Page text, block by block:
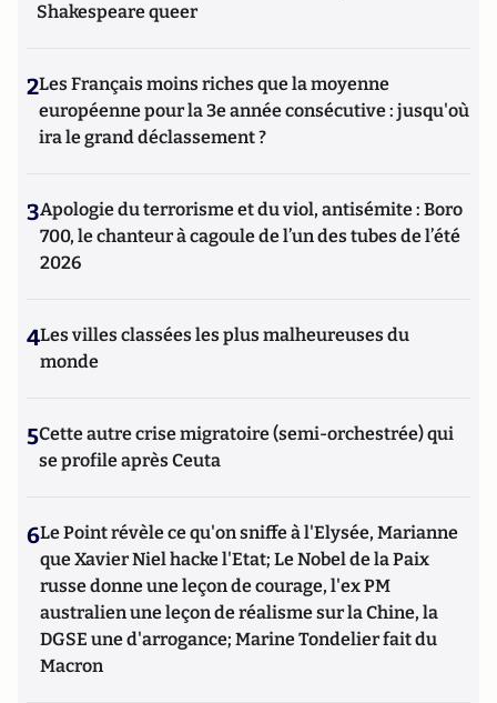
Shakespeare queer
2Les Français moins riches que la moyenne
européenne pour la 3e année consécutive : jusqu'où
ira le grand déclassement ?
3Apologie du terrorisme et du viol, antisémite : Boro
700, le chanteur à cagoule de l’un des tubes de l’été
2026
4Les villes classées les plus malheureuses du
monde
5Cette autre crise migratoire (semi-orchestrée) qui
se profile après Ceuta
6Le Point révèle ce qu'on sniffe à l'Elysée, Marianne
que Xavier Niel hacke l'Etat; Le Nobel de la Paix
russe donne une leçon de courage, l'ex PM
australien une leçon de réalisme sur la Chine, la
DGSE une d'arrogance; Marine Tondelier fait du
Macron